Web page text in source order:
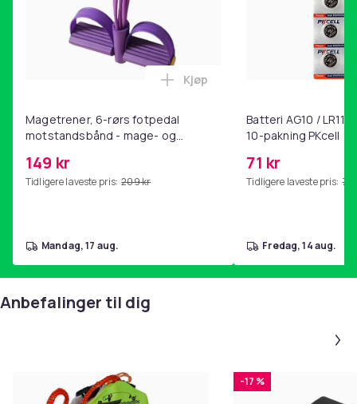
Magetrener, 6-rørs fotpedal
motstandsbånd - mage- og
hjemmegymnastikk Purple
149 kr
Tidligere laveste pris: 209 kr
Legg Magetrener, 6-rørs
Kjøp
mandag, 17 aug.
Batteri AG10 /
10-pakning PKcell
71 kr
Tidligere laveste pris: 76
fredag, 14 aug.
Anbefalinger til dig
-17 %